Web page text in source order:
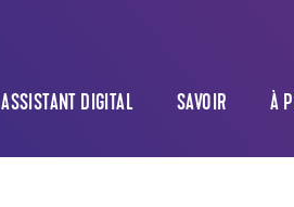
ASSISTANT DIGITAL SAVOIR À